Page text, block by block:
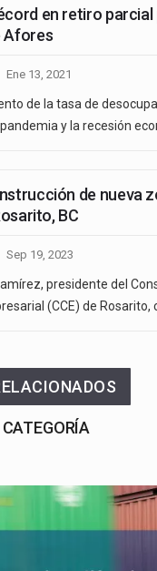
en retiro parcial
Afores
Ene 13, 2021
de la tasa de
y la recesión
de nueva
BC
Sep 19, 2023
presidente del
(CCE) de Rosarito,